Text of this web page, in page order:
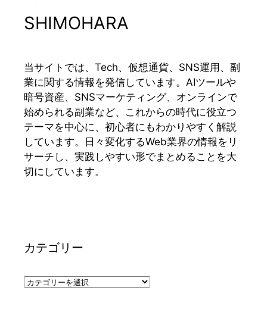
SHIMOHARA
当サイトでは、Tech、仮想通貨、SNS運用、副
業に関する情報を発信しています。AIツールや
暗号資産、SNSマーケティング、オンラインで
始められる副業など、これからの時代に役立つ
テーマを中心に、初心者にもわかりやすく解説
しています。日々変化するWeb業界の情報をリ
サーチし、実践しやすい形でまとめることを大
切にしています。
カテゴリー
カ